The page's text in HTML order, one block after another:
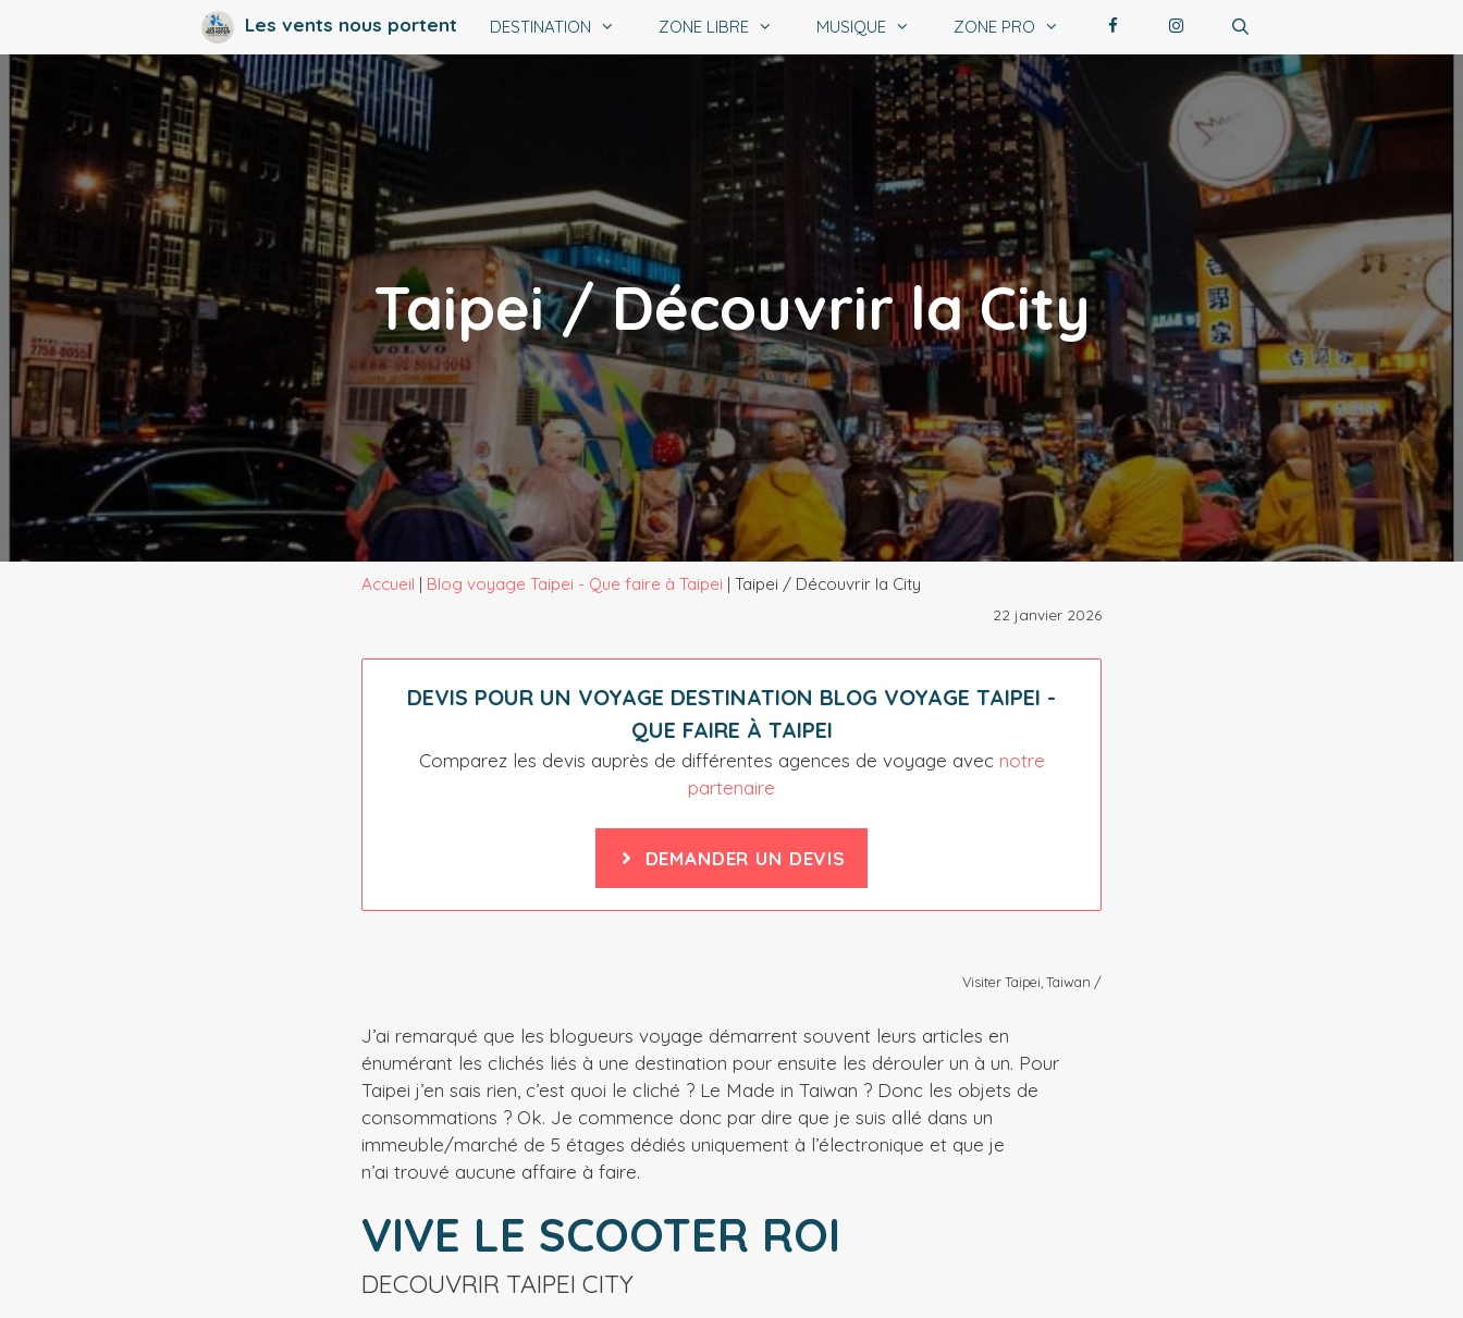
contenu
Les vents nous portent DESTINATION ZONE LIBRE MUSIQUE ZONE PRO
Taipei / Découvrir la City
Accueil | Blog voyage Taipei - Que faire à Taipei | Taipei / Découvrir la City
22 janvier 2026
DEVIS POUR UN VOYAGE DESTINATION BLOG VOYAGE TAIPEI -
QUE FAIRE À TAIPEI
Comparez les devis auprès de différentes agences de voyage avec notre
partenaire
DEMANDER UN DEVIS
Visiter Taipei, Taiwan /
J’ai remarqué que les blogueurs voyage démarrent souvent leurs articles en
énumérant les clichés liés à une destination pour ensuite les dérouler un à un. Pour
Taipei j’en sais rien, c’est quoi le cliché ? Le Made in Taiwan ? Donc les objets de
consommations ? Ok. Je commence donc par dire que je suis allé dans un
immeuble/marché de 5 étages dédiés uniquement à l’électronique et que je
n’ai trouvé aucune affaire à faire.
VIVE LE SCOOTER ROI
DECOUVRIR TAIPEI CITY